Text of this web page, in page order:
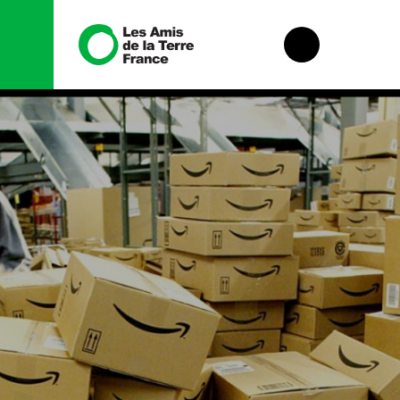
Nous
connaître
Histoire
Manifeste
Missions et
méthodes
Valeurs
Équipes et
fonctionnement
Le réseau dans
le monde
Nos
campagnes
Total, rendez-
vous au tribunal
Gaz « naturel »,
le grand
enfumage
Mode : une
tendance
destructrice
Gaz au
Mozambique, la
violence
TOTAL(e)